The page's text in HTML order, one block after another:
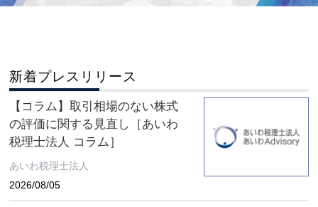
新着プレスリリース
【コラム】取引相場のない株式
の評価に関する見直し［あいわ
税理士法人 コラム］
あいわ税理士法人
2026/08/05